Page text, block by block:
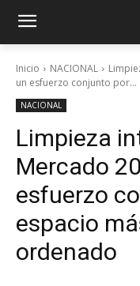
Inicio NACIONAL
un esfuerzo conjunto por...
NACIONAL
Limpieza
Mercado
esfuerzo
espacio
ordenado